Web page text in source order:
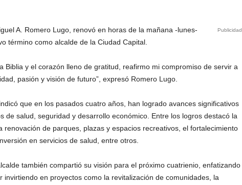
Publicidad
A. Romero Lugo, renovó en horas de la mañana -lunes-
término como alcalde de la Ciudad Capital.
Biblia y el corazón lleno de gratitud, reafirmo mi compromiso de servir a
pasión y visión de futuro”, expresó Romero Lugo.
que en los pasados cuatro años, han logrado avances significativos
de salud, seguridad y desarrollo económico. Entre los logros destacó la
renovación de parques, plazas y espacios recreativos, el fortalecimiento
en servicios de salud, entre otros.
también compartió su visión para el próximo cuatrienio, enfatizando
invirtiendo en proyectos como la revitalización de comunidades, la